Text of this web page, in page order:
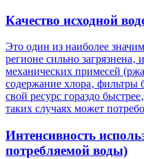
Качество исходной
Это один из наиболее
регионе сильно
механических примесей
содержание хлора‚ фильтры
свой ресурс гораздо
таких случаях может
Интенсивность
потребляемой воды)